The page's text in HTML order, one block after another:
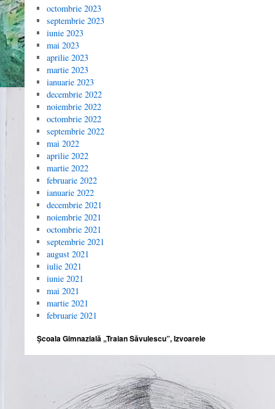
octombrie 2023
septembrie 2023
iunie 2023
mai 2023
aprilie 2023
martie 2023
ianuarie 2023
decembrie 2022
noiembrie 2022
octombrie 2022
septembrie 2022
mai 2022
aprilie 2022
martie 2022
februarie 2022
ianuarie 2022
decembrie 2021
noiembrie 2021
octombrie 2021
septembrie 2021
august 2021
iulie 2021
iunie 2021
mai 2021
martie 2021
februarie 2021
Școala Gimnazială „Traian Săvulescu”, Izvoarele